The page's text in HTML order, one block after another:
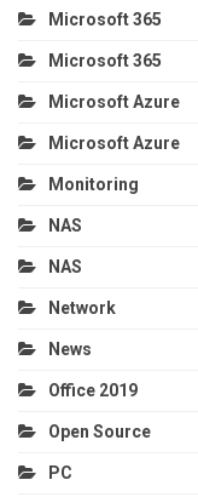
Microsoft 365
Microsoft 365
Microsoft Azure
Microsoft Azure
Monitoring
NAS
NAS
Network
News
Office 2019
Open Source
PC